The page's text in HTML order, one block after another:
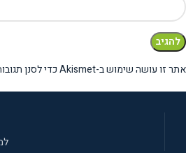
אתר זו עושה שימוש ב-Akismet כדי לסנן תגובות זבל.